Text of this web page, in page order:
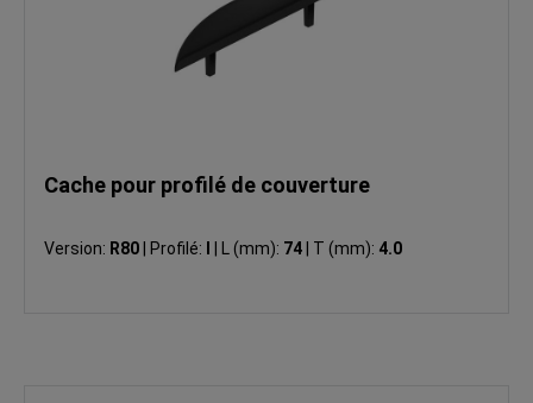
Cache pour profilé de couverture
Version: R80 Profilé: L (mm): 74 T (mm): 4.0